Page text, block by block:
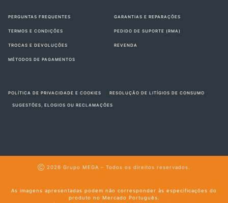
PERGUNTAS FREQUENTES
TERMOS E CONDIÇÕES
TROCAS E DEVOLUÇÕES
MÉTODOS DE PAGAMENTOS
GARANTIAS E REPARAÇÕES
PEDIDO DE SUPORTE (RMA)
REVENDA
POLÍTICA DE PRIVACIDADE E COOKIES RESOLUÇÃO DE LITÍGIOS DE CONSUMO
SUGESTÕES, ELOGIOS OU RECLAMAÇÕES
Ⓒ 2026 Grupo MEGA – Todos os direitos reservados.
As imagens apresentadas podem não corresponder às especificações do
produto no Mercado Português.